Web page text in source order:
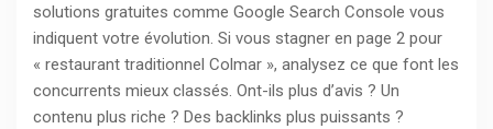
solutions gratuites comme Google Search Console vous
indiquent votre évolution. Si vous stagner en page 2 pour
« restaurant traditionnel Colmar », analysez ce que font les
concurrents mieux classés. Ont-ils plus d’avis ? Un
contenu plus riche ? Des backlinks plus puissants ?